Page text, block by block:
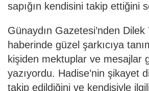
sapığın kendisini takip ettiğini
Günaydın Gazetesi’nden Dilek
haberinde güzel şarkıcıya
kişiden mektuplar ve mesajlar
yazıyordu. Hadise’nin şikayet
takip edildiğini ve kendisiyle